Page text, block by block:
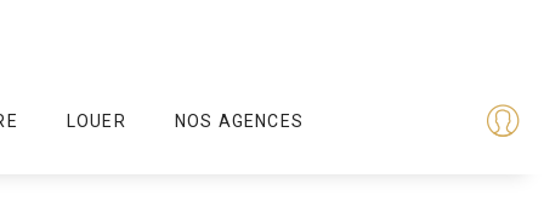
LOUER NOS AGENCES